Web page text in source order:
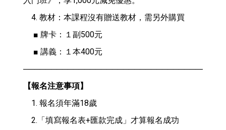
    4. 教材：本課程沒有贈送教材，需另外購買
     ■ 牌卡：１副500元
     ■ 講義：１本400元
【報名注意事項】
    1. 報名須年滿18歲
    2.「填寫報名表+匯款完成」才算報名成功